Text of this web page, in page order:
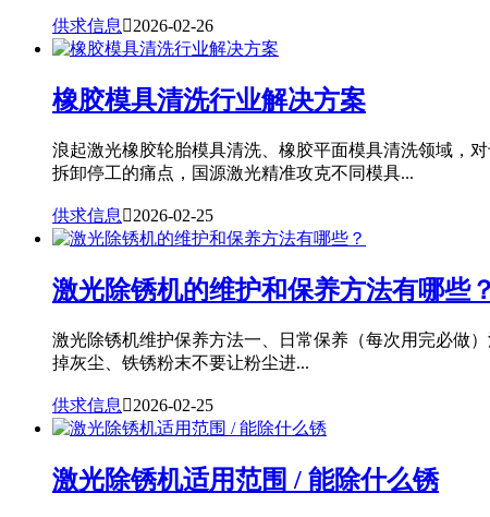
供求信息2026-02-26
橡胶模具清洗行业解决方案
浪起激光橡胶轮胎模具清洗、橡胶平面模具清洗领域，
拆卸停工的痛点，国源激光精准攻克不同模具...
供求信息 2026-02-25
激光除锈机的维护和保养方法有哪些？
激光除锈机维护保养方法一、日常保养（每次用完必做
掉灰尘、铁锈粉末不要让粉尘进...
供求信息 2026-02-25
激光除锈机适用范围 / 能除什么锈